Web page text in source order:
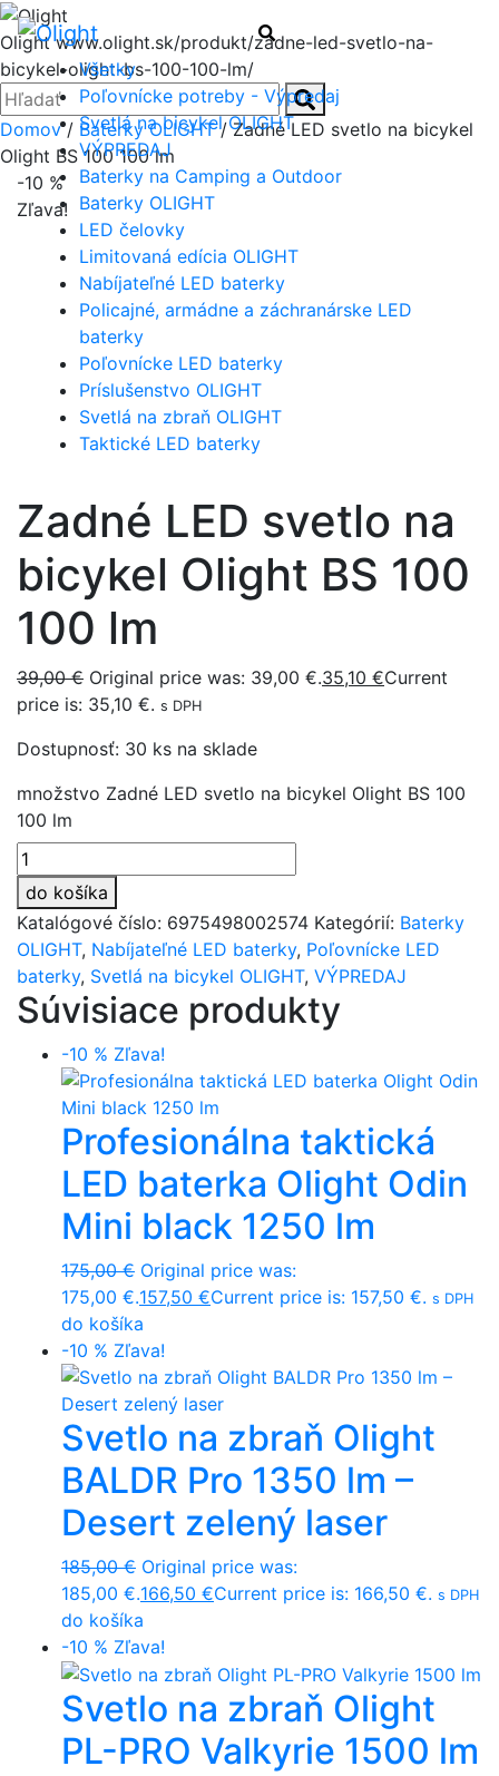
Olightwww.olight.sk/produkt/zadne-led-svetlo-na-
bicykel-olight-bs-100-100-lm/
Zatvoriť
Hľadať: Hľadať
Hľadať
Všetky
Poľovnícke potreby - Výpredaj
Svetlá na bicykel OLIGHT
VÝPREDAJ
Baterky na Camping a Outdoor
Baterky OLIGHT
LED čelovky
Limitovaná edícia OLIGHT
Nabíjateľné LED baterky
Policajné, armádne a záchranárske LED
baterky
Poľovnícke LED baterky
Príslušenstvo OLIGHT
Svetlá na zbraň OLIGHT
Taktické LED baterky
Domov/ Baterky OLIGHT/ Zadné LED svetlo na bicykel
Olight BS 100 100 lm
-10 %
Zľava!
-10 %
Zadné LED svetlo na
bicykel Olight BS 100
100 lm
39,00€ Original price was: 39,00 €.35,10 €Current
price is: 35,10 €. s DPH
Dostupnosť: 30 ks na sklade
množstvo Zadné LED svetlo na bicykel Olight BS 100
100 lm
do košíka
Katalógové číslo: 6975498002574 Kategórií: Baterky
OLIGHT, Nabíjateľné LED baterky, Poľovnícke LED
baterky, Svetlá na bicykel OLIGHT, VÝPREDAJ
Súvisiace produkty
-10 % Zľava!
Profesionálna taktická
LED baterka Olight Odin
Mini black 1250 lm
175,00€ Original price was:
175,00 €.157,50 €Current price is: 157,50 €. s DPH
do košíka
-10 % Zľava!
Svetlo na zbraň Olight
BALDR Pro 1350 lm –
Desert zelený laser
185,00€ Original price was:
185,00 €.166,50 €Current price is: 166,50 €. s DPH
do košíka
-10 % Zľava!
Svetlo na zbraň Olight
PL-PRO Valkyrie 1500 lm